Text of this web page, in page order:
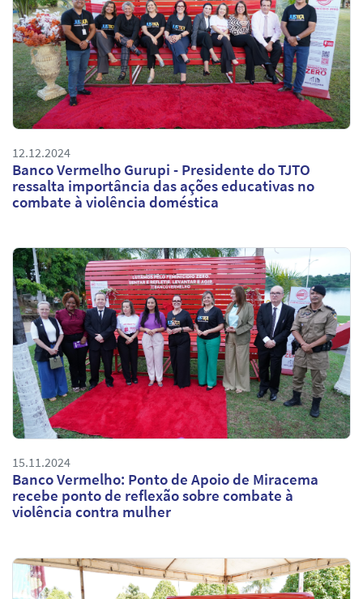
12.12.2024
Banco Vermelho Gurupi - Presidente do TJTO
ressalta importância das ações educativas no
combate à violência doméstica
15.11.2024
Banco Vermelho: Ponto de Apoio de Miracema
recebe ponto de reflexão sobre combate à
violência contra mulher